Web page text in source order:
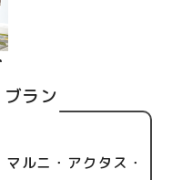
ラン
ルニ・アクタス・